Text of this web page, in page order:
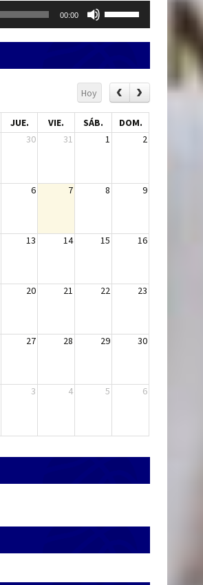
00:00
flecha
arriba/abajo
para
aumentar
disminuir
Hoy
JUE. VIE. SÁB.
DOM.
30 31 1 2
6 7 8 9
13 14 15 16
20 21 22 23
27 28 29 30
3 4 5 6